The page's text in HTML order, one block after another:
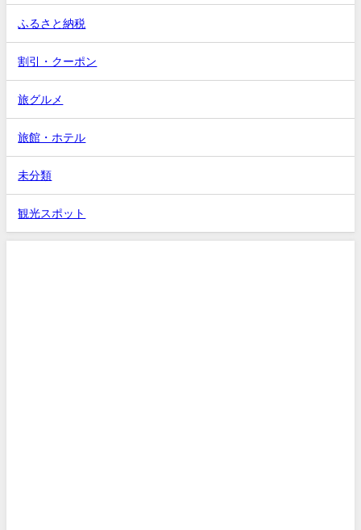
ふるさと納税
割引・クーポン
旅グルメ
旅館・ホテル
未分類
観光スポット